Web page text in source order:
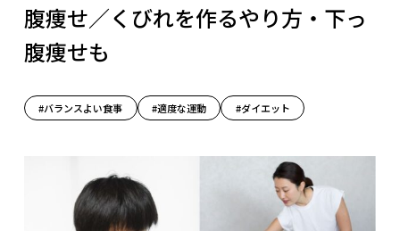
腹痩せ／くびれを作るやり方・下っ
腹痩せも
#バランスよい食事 #適度な運動 #ダイエット